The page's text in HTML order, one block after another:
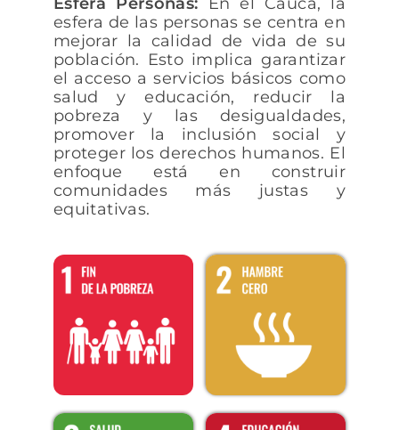
esfera de las personas se centra en
mejorar la calidad de vida de su
población. Esto implica garantizar
el acceso a servicios básicos como
salud y educación, reducir la
pobreza y las desigualdades,
promover la inclusión social y
proteger los derechos humanos. El
enfoque está en construir
comunidades más justas y
equitativas.